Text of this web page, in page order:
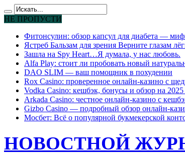
НЕ ПРОПУСТИ
Фитонсулин: обзор капсул для диабета —
Ястреб Бальзам для зрения Верните глазам
Зашла на Spy Heart…Я думала, у нас любовь.
Alfa Play: стоит ли пробовать новый
DAO SLIM — ваш помощник в похудении
Rox Casino: проверенное онлайн-казино с
Vodka Casino: кешбэк, бонусы и обзор на 2025
Arkada Casino: честное онлайн-казино с
Gizbo Casino — подробный обзор онлайн-
Мосбет: Всё о популярной букмекерской
НОВОСТНОЙ